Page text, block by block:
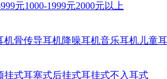
元1000-1999元2000元以上
机骨传导耳机降噪耳机音乐耳机 儿童
挂式耳塞式后挂式耳挂式不入耳式